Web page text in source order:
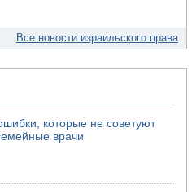
Все новости израильского права
которые не советуют
врачи